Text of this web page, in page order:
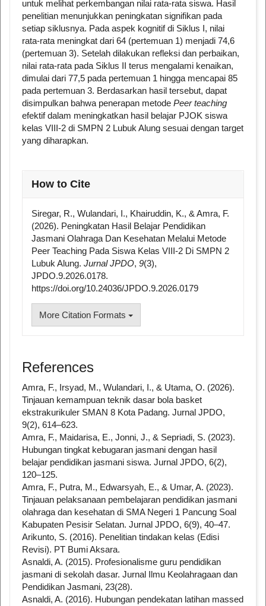
untuk melihat perkembangan nilai rata-rata siswa. Hasil
penelitian menunjukkan peningkatan signifikan pada
setiap siklusnya. Pada aspek kognitif di Siklus I, nilai
rata-rata meningkat dari 64 (pertemuan 1) menjadi 74,6
(pertemuan 3). Setelah dilakukan refleksi dan perbaikan,
nilai rata-rata pada Siklus II terus mengalami kenaikan,
dimulai dari 77,5 pada pertemuan 1 hingga mencapai 85
pada pertemuan 3. Berdasarkan hasil tersebut, dapat
disimpulkan bahwa penerapan metode Peer teaching
efektif dalam meningkatkan hasil belajar PJOK siswa
kelas VIII-2 di SMPN 2 Lubuk Alung sesuai dengan target
yang diharapkan.
How to Cite
Siregar, R., Wulandari, I., Khairuddin, K., & Amra, F.
(2026). Peningkatan Hasil Belajar Pendidikan
Jasmani Olahraga Dan Kesehatan Melalui Metode
Peer Teaching Pada Siswa Kelas VIII-2 Di SMPN 2
Lubuk Alung. Jurnal JPDO, 9(3),
JPDO.9.2026.0178.
https://doi.org/10.24036/JPDO.9.2026.0179
More Citation Formats
References
Amra, F., Irsyad, M., Wulandari, I., & Utama, O. (2026).
Tinjauan kemampuan teknik dasar bola basket
ekstrakurikuler SMAN 8 Kota Padang. Jurnal JPDO,
9(2), 614–623.
Amra, F., Maidarisa, E., Jonni, J., & Sepriadi, S. (2023).
Hubungan tingkat kebugaran jasmani dengan hasil
belajar pendidikan jasmani siswa. Jurnal JPDO, 6(2),
120–125.
Amra, F., Putra, M., Edwarsyah, E., & Umar, A. (2023).
Tinjauan pelaksanaan pembelajaran pendidikan jasmani
olahraga dan kesehatan di SMA Negeri 1 Pancung Soal
Kabupaten Pesisir Selatan. Jurnal JPDO, 6(9), 40–47.
Arikunto, S. (2016). Penelitian tindakan kelas (Edisi
Revisi). PT Bumi Aksara.
Asnaldi, A. (2015). Profesionalisme guru pendidikan
jasmani di sekolah dasar. Jurnal Ilmu Keolahragaan dan
Pendidikan Jasmani, 23(28).
Asnaldi, A. (2016). Hubungan pendekatan latihan massed